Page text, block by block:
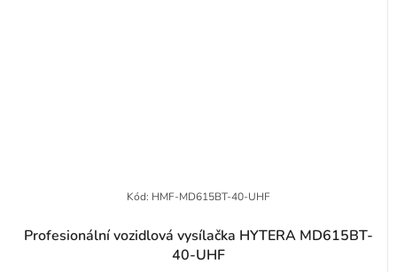
Profesionální vozidlová vysílačka HYTERA MD615BT-
40-UHF
Kód: HMF-MD615BT-40-UHF